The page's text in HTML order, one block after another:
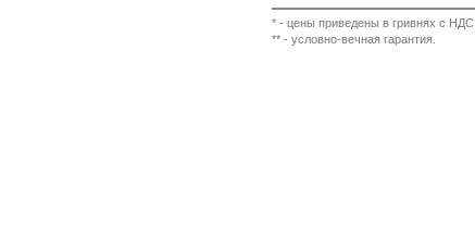
* - цены приведены в гривнях с НДС.
** - условно-вечная гарантия.